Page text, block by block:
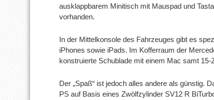
ausklappbarem Minitisch mit Mauspad und
vorhanden.
In der Mittelkonsole des Fahrzeuges gibt es
iPhones sowie iPads. Im Kofferraum der
konstruierte Schublade mit einem Mac samt 15-
Der „Spaß“ ist jedoch alles andere als günstig.
PS auf Basis eines Zwölfzylinder SV12 R